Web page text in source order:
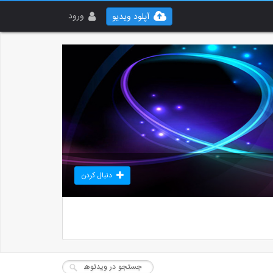
ورود آپلود ویدیو
دنبال کردن